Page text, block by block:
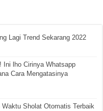
Lagi Trend Sekarang 2022
Ini lho Cirinya Whatsapp
Cara Mengatasinya
Sholat Otomatis Terbaik